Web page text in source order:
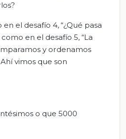
el desafío 4, “¿Qué pasa
en el desafío 5, “La
y ordenamos
vimos que son
o que 5000